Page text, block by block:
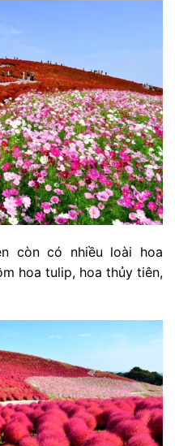
còn có nhiều loài hoa
hoa tulip, hoa thủy tiên,